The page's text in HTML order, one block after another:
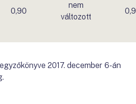
0,90
nem
változott
2017. december 6-án